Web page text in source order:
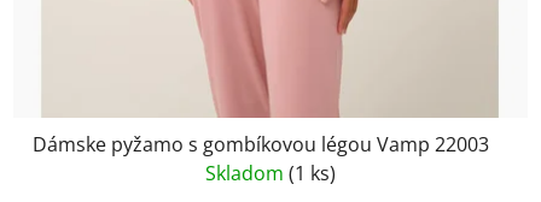
Dámske pyžamo s gombíkovou légou Vamp 22003
Skladom (1 ks)